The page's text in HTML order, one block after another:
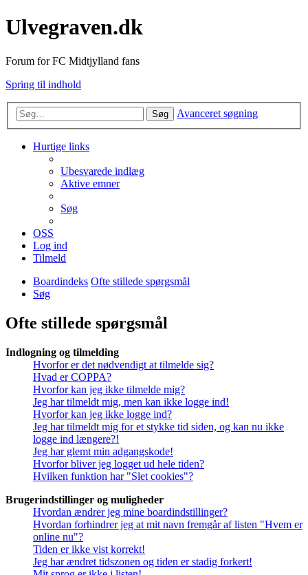
Ulvegraven.dk
Forum for FC Midtjylland fans
Spring til indhold
Søg Avanceret søgning
Hurtige links
Ubesvarede indlæg
Aktive emner
Søg
OSS
Log ind
Tilmeld
Boardindeks Ofte stillede spørgsmål
Søg
Ofte stillede spørgsmål
Indlogning og tilmelding
Hvorfor er det nødvendigt at tilmelde sig?
Hvad er COPPA?
Hvorfor kan jeg ikke tilmelde mig?
Jeg har tilmeldt mig, men kan ikke logge ind!
Hvorfor kan jeg ikke logge ind?
Jeg har tilmeldt mig for et stykke tid siden, og kan nu ikke
logge ind længere?!
Jeg har glemt min adgangskode!
Hvorfor bliver jeg logget ud hele tiden?
Hvilken funktion har "Slet cookies"?
Brugerindstillinger og muligheder
Hvordan ændrer jeg mine boardindstillinger?
Hvordan forhindrer jeg at mit navn fremgår af listen "Hvem er
online nu"?
Tiden er ikke vist korrekt!
Jeg har ændret tidszonen og tiden er stadig forkert!